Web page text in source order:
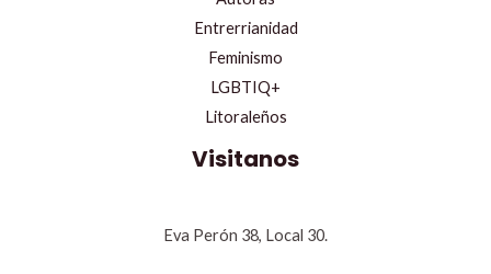
Entrerrianidad
Feminismo
LGBTIQ+
Litoraleños
Visitanos
Eva Perón 38, Local 30.